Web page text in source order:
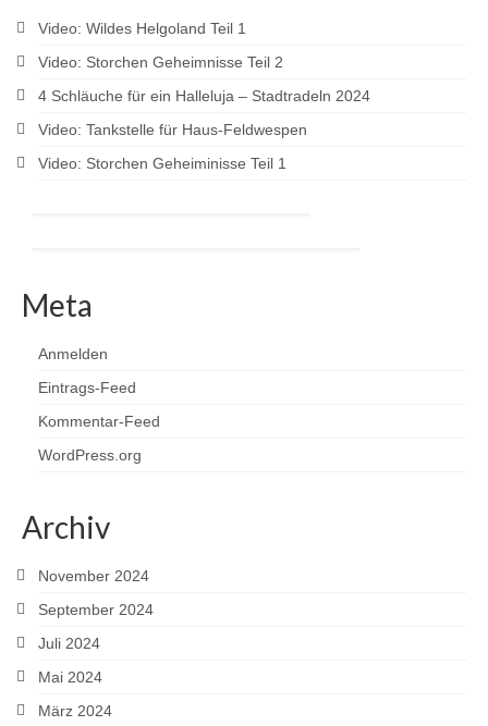
Video: Wildes Helgoland Teil 1
Video: Storchen Geheimnisse Teil 2
4 Schläuche für ein Halleluja – Stadtradeln 2024
Video: Tankstelle für Haus-Feldwespen
Video: Storchen Geheiminisse Teil 1
Meta
Anmelden
Eintrags-Feed
Kommentar-Feed
WordPress.org
Archiv
November 2024
September 2024
Juli 2024
Mai 2024
März 2024